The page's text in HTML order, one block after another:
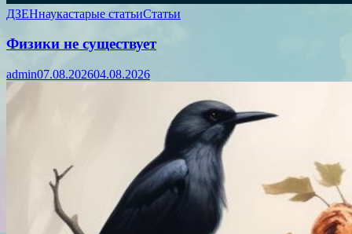
ДЗЕНнаукастарые статьиСтатьи
Физики не существует
admin07.08.202604.08.2026